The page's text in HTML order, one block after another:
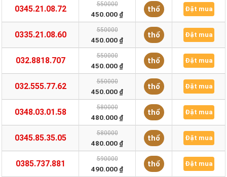
0345.21.08.72 550000
450.000 ₫
thổ Đặt mua
0335.21.08.60 550000
450.000 ₫
thổ Đặt mua
032.8818.707 550000
450.000 ₫
thổ Đặt mua
032.555.77.62 550000
450.000 ₫
thổ Đặt mua
0348.03.01.58 580000
480.000 ₫
thổ Đặt mua
0345.85.35.05 580000
480.000 ₫
thổ Đặt mua
0385.737.881 590000
490.000 ₫
thổ Đặt mua